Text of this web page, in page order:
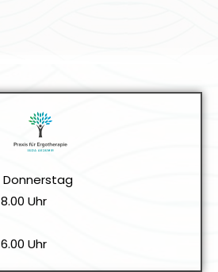
Uhr
Uhr